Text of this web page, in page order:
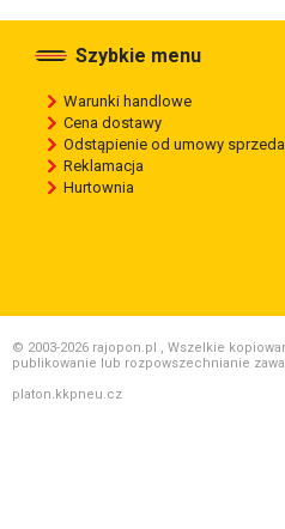
Szybkie menu
Warunki handlowe
Cena dostawy
Odstąpienie od umowy
Reklamacja
Hurtownia
© 2003-2026 rajopon.pl , Wszelkie
publikowanie lub rozpowszechnianie
platon.kkpneu.cz